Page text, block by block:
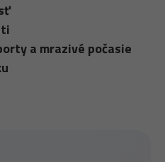
a mrazivé počasie